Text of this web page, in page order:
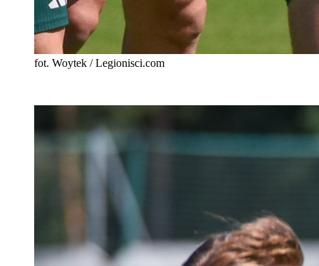
fot. Woytek / Legionisci.com